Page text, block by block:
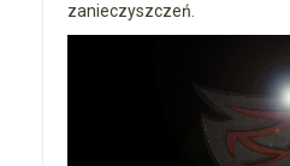
zanieczyszczeń.